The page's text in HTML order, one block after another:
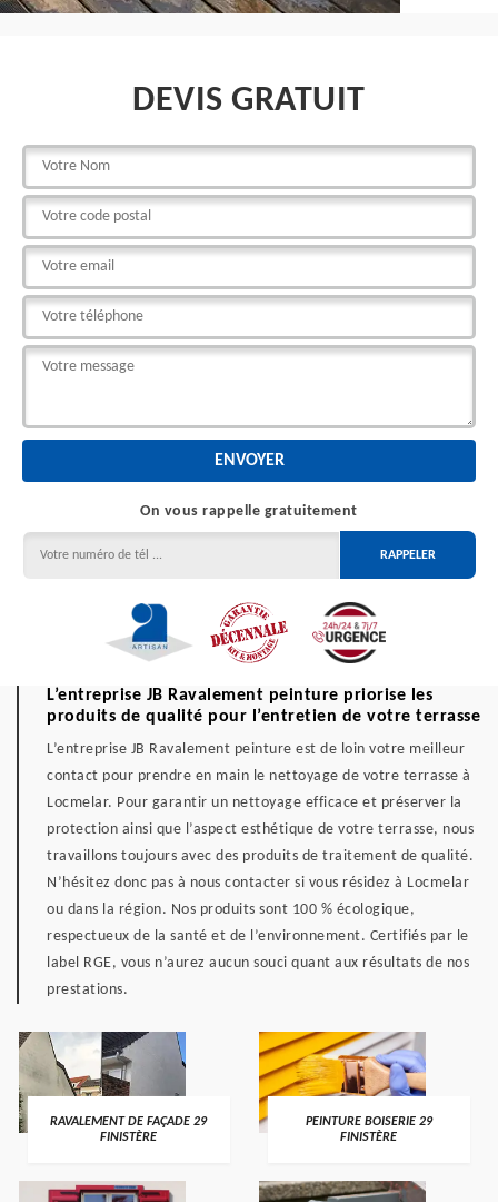
DEVIS GRATUIT
On vous rappelle gratuitement
L’entreprise JB Ravalement peinture priorise les
produits de qualité pour l’entretien de votre terrasse
L’entreprise JB Ravalement peinture est de loin votre meilleur
contact pour prendre en main le nettoyage de votre terrasse à
Locmelar. Pour garantir un nettoyage efficace et préserver la
protection ainsi que l’aspect esthétique de votre terrasse, nous
travaillons toujours avec des produits de traitement de qualité.
N’hésitez donc pas à nous contacter si vous résidez à Locmelar
ou dans la région. Nos produits sont 100 % écologique,
respectueux de la santé et de l’environnement. Certifiés par le
label RGE, vous n’aurez aucun souci quant aux résultats de nos
prestations.
RAVALEMENT DE FAÇADE 29
FINISTÈRE
PEINTURE BOISERIE 29
FINISTÈRE